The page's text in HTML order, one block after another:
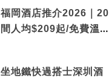
福岡酒店推介2026｜20
間人均$209起/免費溫泉/
坐地鐵快過搭士深圳酒